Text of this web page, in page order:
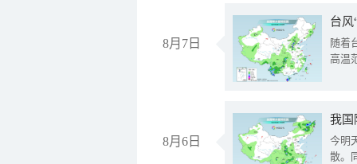
8月7日
台风
随着
高温
8月6日
今明
散。